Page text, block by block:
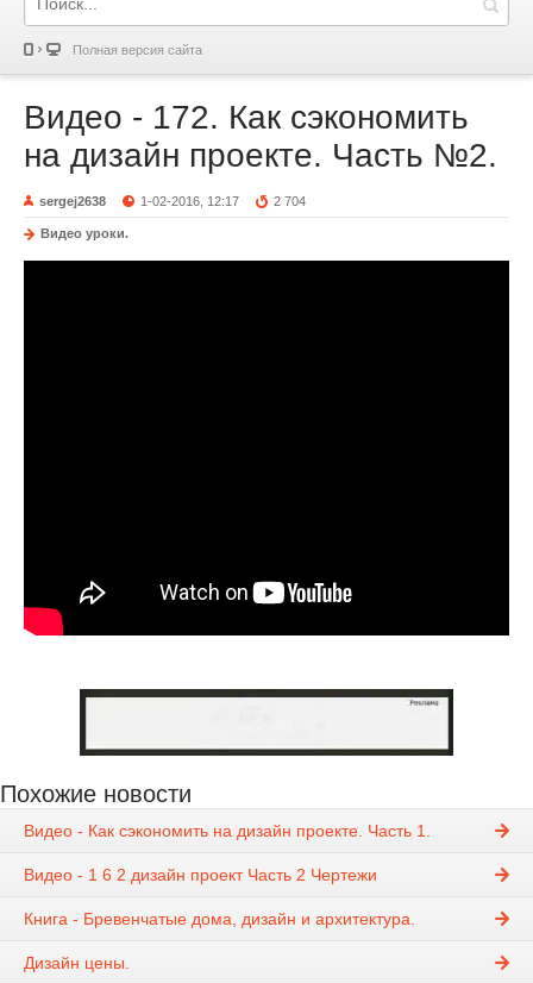
Полная версия сайта
Видео - 172. Как сэкономить
на дизайн проекте. Часть №2.
sergej2638 1-02-2016, 12:17 2 704
Видео уроки.
Похожие новости
Видео - Как сэкономить на дизайн проекте. Часть 1.
Видео - 1 6 2 дизайн проект Часть 2 Чертежи
Книга - Бревенчатые дома, дизайн и архитектура.
Дизайн цены.